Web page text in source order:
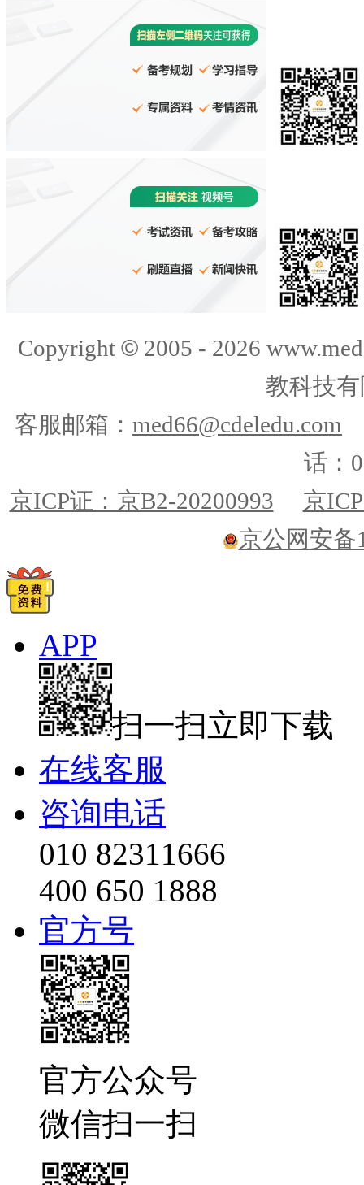
Copyright ©2005 - 2026
教科技
客服邮箱： med66@cdeledu.com
话：
京ICP证：京B2-20200993
京
京公网安备
APP
扫一扫立即下载
在线客服
咨询电话
010 82311666
400 650 1888
官方号
官方公众号
微信扫一扫